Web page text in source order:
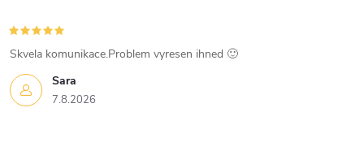
Sara
7.8.2026
Skvela komunikace.Problem vyresen ihned 🙂